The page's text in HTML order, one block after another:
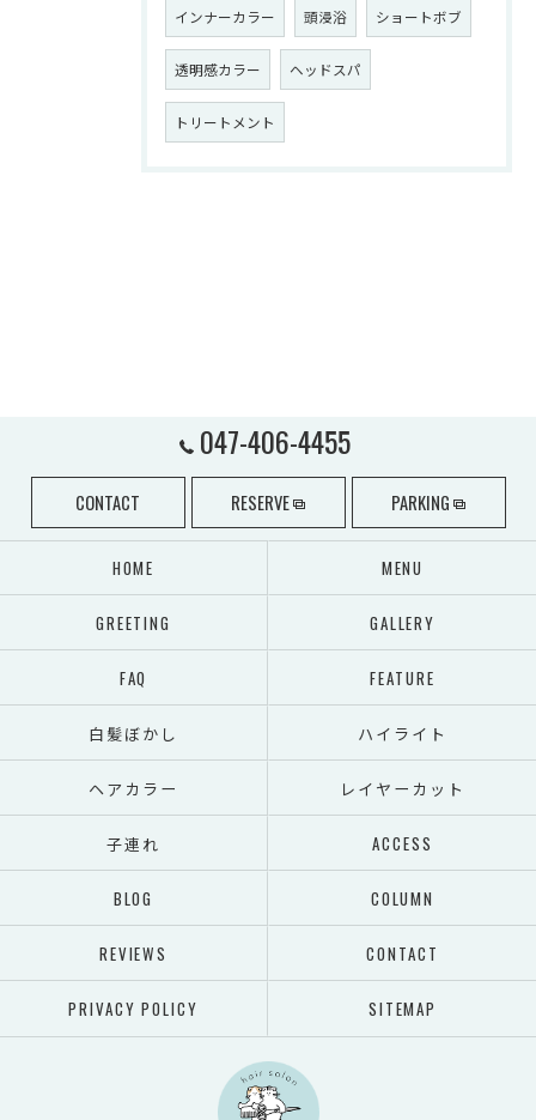
インナーカラー 頭浸浴 ショートボブ
透明感カラー ヘッドスパ
トリートメント
047-406-4455
CONTACT RESERVE PARKING
HOME MENU
GREETING GALLERY
FAQ FEATURE
白髪ぼかし ハイライト
ヘアカラー レイヤーカット
子連れ ACCESS
BLOG COLUMN
REVIEWS CONTACT
PRIVACY POLICY SITEMAP